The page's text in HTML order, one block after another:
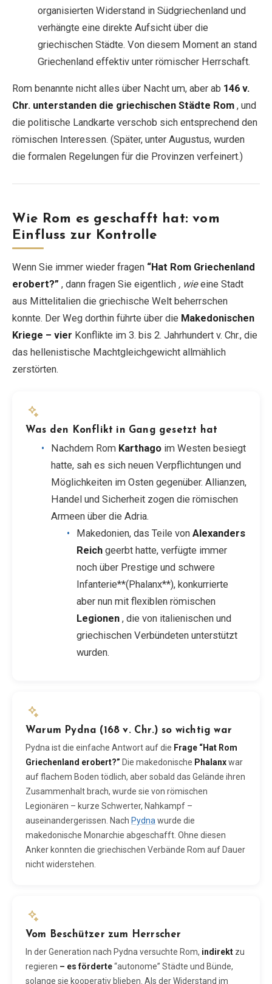
organisierten Widerstand in Südgriechenland und
verhängte eine direkte Aufsicht über die
griechischen Städte. Von diesem Moment an stand
Griechenland effektiv unter römischer Herrschaft.
Rom benannte nicht alles über Nacht um, aber ab 146 v.
Chr. unterstanden die griechischen Städte Rom , und
die politische Landkarte verschob sich entsprechend den
römischen Interessen. (Später, unter Augustus, wurden
die formalen Regelungen für die Provinzen verfeinert.)
Wie Rom es geschafft hat: vom
Einfluss zur Kontrolle
Wenn Sie immer wieder fragen “Hat Rom Griechenland
erobert?” , dann fragen Sie eigentlich , wieeine Stadt
aus Mittelitalien die griechische Welt beherrschen
konnte. Der Weg dorthin führte über die Makedonischen
Kriege – vier Konflikte im 3. bis 2. Jahrhundert v. Chr., die
das hellenistische Machtgleichgewicht allmählich
zerstörten.
Was den Konflikt in Gang gesetzt hat
Nachdem Rom Karthago im Westen besiegt
hatte, sah es sich neuen Verpflichtungen und
Möglichkeiten im Osten gegenüber. Allianzen,
Handel und Sicherheit zogen die römischen
Armeen über die Adria.
Makedonien, das Teile von Alexanders
Reich geerbt hatte, verfügte immer
noch über Prestige und schwere
Infanterie**(Phalanx**), konkurrierte
aber nun mit flexiblen römischen
Legionen , die von italienischen und
griechischen Verbündeten unterstützt
wurden.
Warum Pydna (168 v. Chr.) so wichtig war
Pydna ist die einfache Antwort auf die Frage “Hat Rom
Griechenland erobert?” Die makedonische Phalanxwar
auf flachem Boden tödlich, aber sobald das Gelände ihren
Zusammenhalt brach, wurde sie von römischen
Legionären – kurze Schwerter, Nahkampf –
auseinandergerissen. Nach Pydna wurde die
makedonische Monarchie abgeschafft. Ohne diesen
Anker konnten die griechischen Verbände Rom auf Dauer
nicht widerstehen.
Vom Beschützer zum Herrscher
In der Generation nach Pydna versuchte Rom, indirekt zu
regieren – es förderte“autonome” Städte und Bünde,
solange sie kooperativ blieben. Als der Widerstand im